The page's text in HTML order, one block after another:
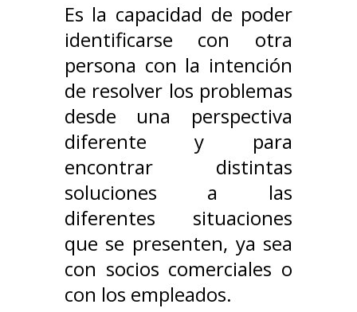
Es la capacidad de poder
identificarse con otra
persona con la intención
de resolver los problemas
desde una perspectiva
diferente y para
encontrar distintas
soluciones a las
diferentes situaciones
que se presenten, ya sea
con socios comerciales o
con los empleados.